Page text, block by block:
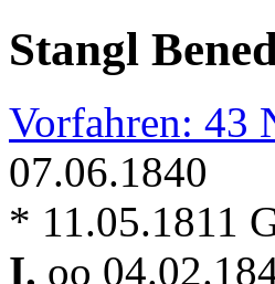
Stangl
Vorfahren: 43
07.06.1840
* 11.05.1811
I. oo